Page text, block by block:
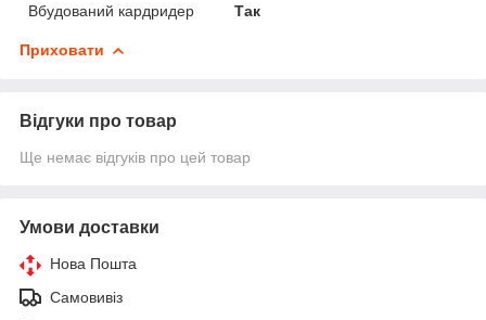
Вбудований кардридер
Так
Приховати
Відгуки про товар
Ще немає відгуків про цей товар
Умови доставки
Нова Пошта
Самовивіз